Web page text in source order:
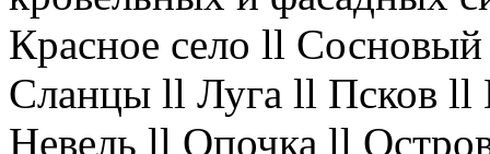
Красное село ll
Сланцы ll Луга ll Псков
Невель ll Опочка ll